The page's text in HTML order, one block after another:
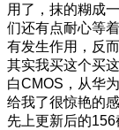
用了，抹的糊成
们还有点耐心等
有发生作用，反
其实我买这个买
白CMOS，从华
给我了很惊艳的
先上更新后的156